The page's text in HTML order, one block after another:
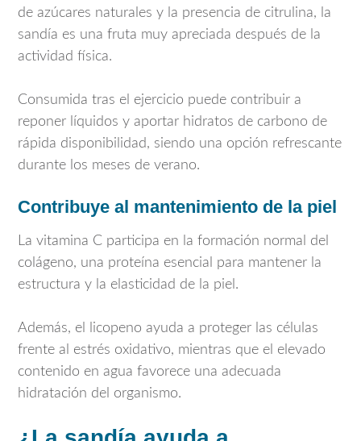
de azúcares naturales y la presencia de citrulina, la
sandía es una fruta muy apreciada después de la
actividad física.
Consumida tras el ejercicio puede contribuir a
reponer líquidos y aportar hidratos de carbono de
rápida disponibilidad, siendo una opción refrescante
durante los meses de verano.
Contribuye al mantenimiento de la piel
La vitamina C participa en la formación normal del
colágeno, una proteína esencial para mantener la
estructura y la elasticidad de la piel.
Además, el licopeno ayuda a proteger las células
frente al estrés oxidativo, mientras que el elevado
contenido en agua favorece una adecuada
hidratación del organismo.